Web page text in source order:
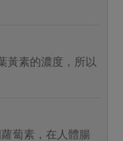
黃素的濃度，所以
蔔素，在人體腸